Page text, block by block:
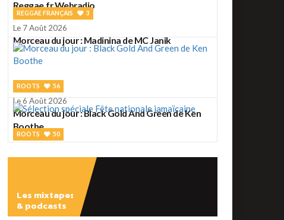
Reggae.fr Webradio
REGGAE FRANÇAIS 3
Le 7 Août 2026
Morceau du jour : Madinina de MC Janik
ROOTS 56
Le 6 Août 2026
Morceau du jour : Black Gold And Green de Ken
Boothe
ROOTS 50
Sélection spéciale Fête nationale jamaïcaine
ROOTS 2
Les mixtapes
& podcasts